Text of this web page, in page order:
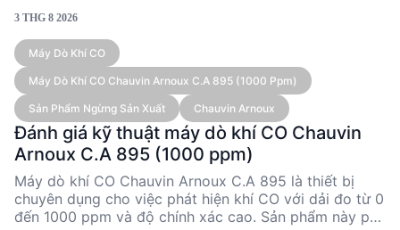
3 THG 8 2026
Máy Dò Khí CO
Máy Dò Khí CO Chauvin Arnoux C.A 895 (1000 Ppm)
Sản Phẩm Ngừng Sản Xuất Chauvin Arnoux
Đánh giá kỹ thuật máy dò khí CO Chauvin
Arnoux C.A 895 (1000 ppm)
Máy dò khí CO Chauvin Arnoux C.A 895 là thiết bị
chuyên dụng cho việc phát hiện khí CO với dải đo từ 0
đến 1000 ppm và độ chính xác cao. Sản phẩm này phù